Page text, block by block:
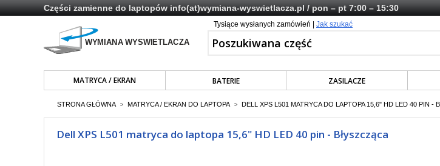
Części zamienne do laptopówinfo(at)wymiana-wyswietlacza.pl/ pon – pt 7:00 – 15:30
Tysiące wysłanych zamówień | Jak szukać
MATRYCA / EKRAN BATERIE ZASILACZE
STRONA GŁÓWNA > MATRYCA / EKRAN DO LAPTOPA > DELL XPS L501 MATRYCA DO LAPTOPA 15,6" HD LED 40 PIN -
Dell XPS L501 matryca do laptopa 15,6" HD LED 40 pin - Błyszcząca